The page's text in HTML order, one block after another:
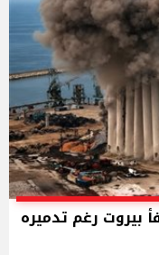
بيروت رغم تدميره